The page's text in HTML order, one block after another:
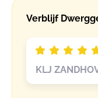
Verblijf
KLJ